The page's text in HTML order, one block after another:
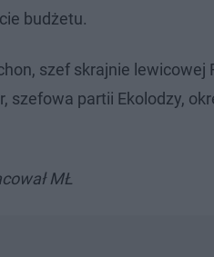
budżetu.
szef skrajnie lewicowej
szefowa partii Ekolodzy,
MŁ